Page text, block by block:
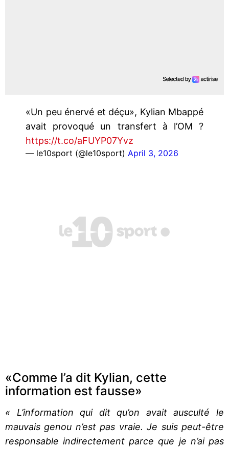
«Un peu énervé et déçu», Kylian Mbappé
avait provoqué un transfert à l’OM ?
https://t.co/aFUYP07Yvz
— le10sport (@le10sport) April 3, 2026
«Comme l’a dit Kylian, cette
information est fausse»
« L’information qui dit qu’on avait ausculté le
mauvais genou n’est pas vraie. Je suis peut-être
responsable indirectement parce que je n’ai pas